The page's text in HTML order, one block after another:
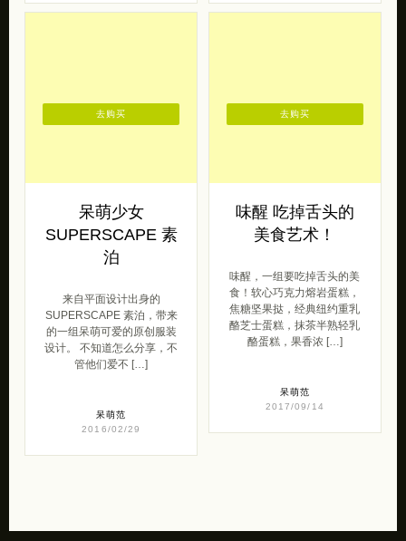
呆萌少女
SUPERSCAPE 素
泊
来自平面设计出身的
SUPERSCAPE 素泊，带来
的一组呆萌可爱的原创服装
设计。 不知道怎么分享，不
管他们爱不 […]
呆萌范
2016/02/29
去购买
味醒 吃掉舌头的
美食艺术！
味醒，一组要吃掉舌头的美
食！软心巧克力熔岩蛋糕，
焦糖坚果挞，经典纽约重乳
酪芝士蛋糕，抹茶半熟轻乳
酪蛋糕，果香浓 […]
呆萌范
2017/09/14
去购买